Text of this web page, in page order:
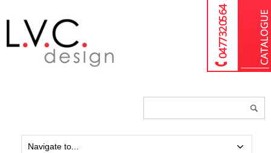
04 77 32 05 64